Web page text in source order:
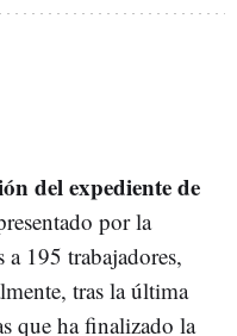
del expediente de
por la
a 195 trabajadores,
tras la última
que ha finalizado la